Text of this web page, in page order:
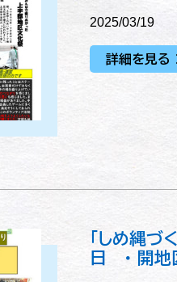
2025/03/19
詳細を見る
「しめ縄づ
日 ・ 開地